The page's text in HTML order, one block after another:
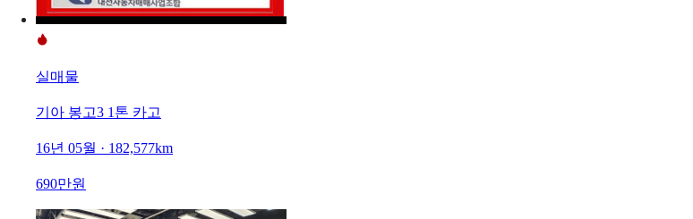
실매물
기아 봉고3 1톤 카고
16년 05월 · 182,577km
690만원